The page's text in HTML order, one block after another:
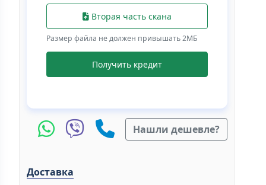
Вторая часть скана
Размер файла не должен привышать 2МБ
Получить кредит
Нашли дешевле?
Доставка